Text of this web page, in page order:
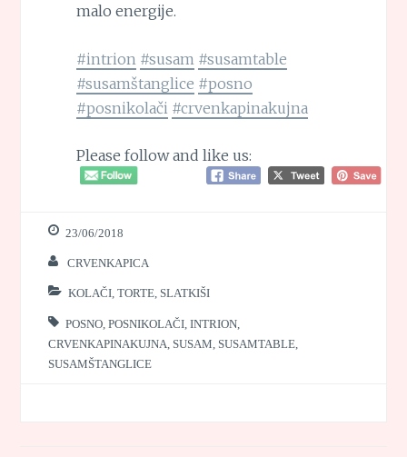
malo energije.
#intrion #susam #susamtable
#susamštanglice #posno
#posnikolači #crvenkapinakujna
Please follow and like us:
23/06/2018
CRVENKAPICA
KOLAČI, TORTE, SLATKIŠI
POSNO ,POSNIKOLAČI ,INTRION
CRVENKAPINAKUJNA
SUSAM SUSAMTABLE
SUSAMŠTANGLICE